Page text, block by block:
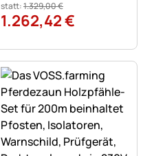
Handramme
statt:1.329,00€
1.262,42€